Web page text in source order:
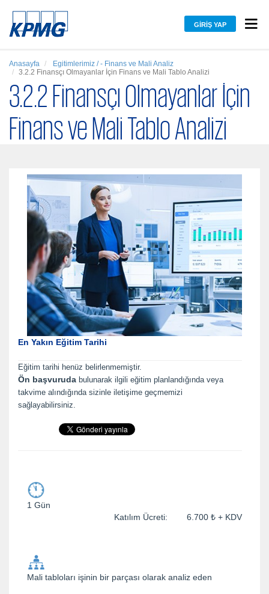
GIRIŞ YAP
Anasayfa
Egitimlerimiz / - Finans ve Mali Analiz
3.2.2 Finansçı Olmayanlar İçin Finans ve Mali Tablo Analizi
3.2.2 Finansçı Olmayanlar İçin
Finans ve Mali Tablo Analizi
En Yakın Eğitim Tarihi
Eğitim tarihi henüz belirlenmemiştir.
Ön başvuruda bulunarak ilgili eğitim planlandığında veya
takvime alındığında sizinle iletişime geçmemizi
sağlayabilirsiniz.
1 Gün
Katılım Ücreti: 6.700 ₺ + KDV
Mali tabloları işinin bir parçası olarak analiz eden